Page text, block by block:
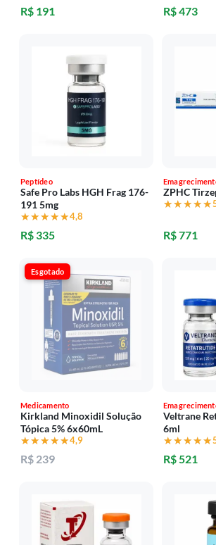
R$ 191 R$ 473
Peptídeo
Safe Pro Labs HGH Frag 176-
191 5mg
★★★★★
★★★★★4,8
R$ 335
ZPHC
★★★★★
★★★★★
R$ 771
Esgotado
Medicamento
Kirkland Minoxidil Solução
Tópica 5% 6x60mL
★★★★★
★★★★★4,9
R$ 239
Veltrane
6ml
★★★★★
★★★★★
R$ 521